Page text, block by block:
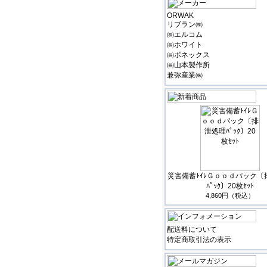
ORWAK
リブラン㈱
㈱エルコム
㈱ホワイト
㈱ボネックス
㈱山本製作所
兼弥産業㈱
災害備蓄ﾄｲﾚＧｏｏｄパック〔
ﾊﾟｯｸ〕20枚ｾｯﾄ
4,860円（税込）
配送料について
特定商取引法の表示